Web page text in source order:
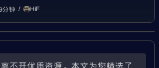
分钟 HiF
不开优质资源。本文为您精选了